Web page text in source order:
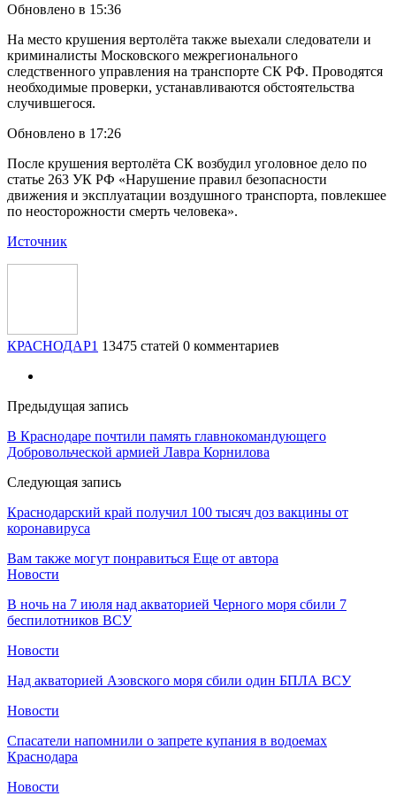
Обновлено в 15:36
На место крушения вертолёта также выехали следователи и
криминалисты Московского межрегионального
следственного управления на транспорте СК РФ. Проводятся
необходимые проверки, устанавливаются обстоятельства
случившегося.
Обновлено в 17:26
После крушения вертолёта СК возбудил уголовное дело по
статье 263 УК РФ «Нарушение правил безопасности
движения и эксплуатации воздушного транспорта, повлекшее
по неосторожности смерть человека».
Источник
КРАСНОДАР1 13475 статей 0 комментариев
Предыдущая запись
В Краснодаре почтили память главнокомандующего
Добровольческой армией Лавра Корнилова
Следующая запись
Краснодарский край получил 100 тысяч доз вакцины от
коронавируса
Вам также могут понравиться Еще от автора
Новости
В ночь на 7 июля над акваторией Черного моря сбили 7
беспилотников ВСУ
Новости
Над акваторией Азовского моря сбили один БПЛА ВСУ
Новости
Спасатели напомнили о запрете купания в водоемах
Краснодара
Новости